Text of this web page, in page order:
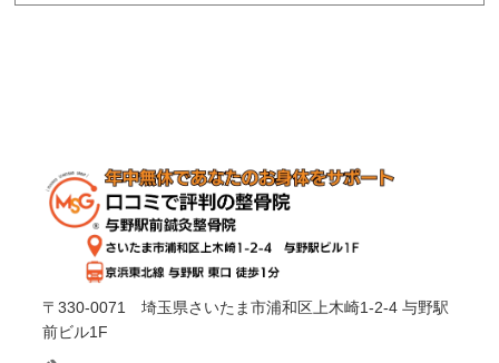
〒330-0071 埼玉県さいたま市浦和区上木崎1-2-4 与野駅
前ビル1F